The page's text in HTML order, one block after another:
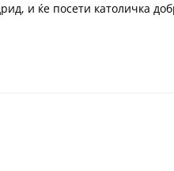
и ќе посети католичка